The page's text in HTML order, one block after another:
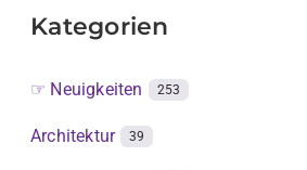
Kategorien
☞ Neuigkeiten 253
Architektur 39